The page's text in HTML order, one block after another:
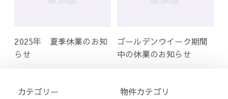
2025年 夏季休業のお知
らせ
ゴールデンウイーク期間
中の休業のお知らせ
カテゴリー 物件カテゴリ